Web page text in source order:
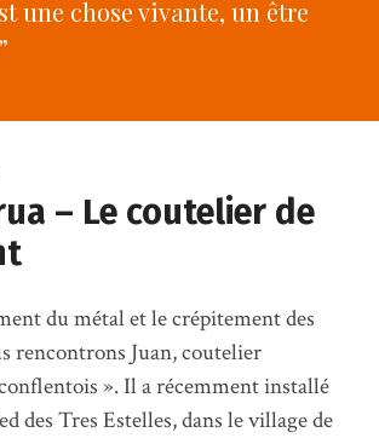
une chose vivante, un être
– Le coutelier de
du métal et le crépitement des
rencontrons Juan, coutelier
». Il a récemment installé
des Tres Estelles, dans le village de